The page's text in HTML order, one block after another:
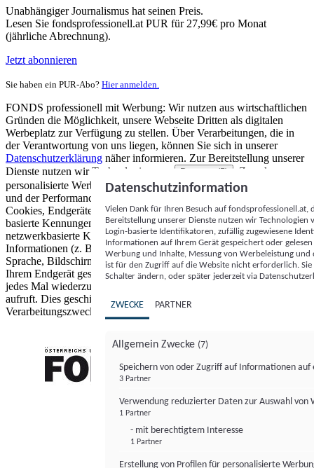
Unabhängiger Journalismus hat seinen Preis.
Lesen Sie fondsprofessionell.at PUR für 27,99€ pro Monat
(jährliche Abrechnung).
Jetzt abonnieren
Sie haben ein PUR-Abo? Hier anmelden.
FONDS professionell mit Werbung: Wir nutzen aus wirtschaftlichen
Gründen die Möglichkeit, unsere Webseite Dritten als digitalen
Werbeplatz zur Verfügung zu stellen. Über Verarbeitungen, die in
der Verantwortung von uns liegen, können Sie sich in unserer
Datenschutzerklärung näher informieren. Zur Bereitstellung unserer
Dienste nutzen wir Technologien von
Partnern (5)
. Zwecke:
personalisierte Werbung und Inhalte, Messung von Werbeleistung
und der Performance von Inhalten sowie Zielgruppenforschung.
Cookies, Endgeräte- oder ähnliche Online-Kennungen (z. B. login-
basierte Kennungen, zufällig generierte Kennungen,
netzwerkbasierte Kennungen) können zusammen mit anderen
Informationen (z. B. Browsertyp und Browserinformationen,
Sprache, Bildschirmgröße, unterstützte Technologien usw.) auf
Ihrem Endgerät gespeichert oder von dort ausgelesen werden, um es
jedes Mal wiederzuerkennen, wenn es eine App oder einer Webseite
aufruft. Dies geschieht für einen oder mehrere der hier aufgeführten
Verarbeitungszwecke.
Datenschutzinformation
Vielen Dank für Ihren Besuch auf
Bereitstellung unserer Dienste nutzen wir Technologien
Login-basierte Identifikatoren, zufällig zugewiesene
Informationen auf Ihrem Gerät gespeichert oder
Werbung und Inhalte, Messung von Werbeleistung
ist für den Zugriff auf die Website nicht erforderlich.
Schalter ändern, oder später jederzeit via
ZWECKE PARTNER
Allgemein Zwecke (7)
Speichern von oder Zugriff auf Informationen auf
3 Partner
Verwendung reduzierter Daten zur Auswahl von
1 Partner
- mit berechtigtem Interesse
1 Partner
Erstellung von Profilen für personalisierte
FONDS professionell